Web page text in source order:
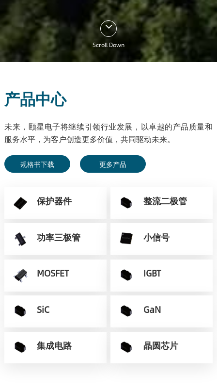
Scroll Down
产品中心
未来，颐星电子将继续引领行业发展，以卓越的产品质量和
服务水平，为客户创造更多价值，共同驱动未来。
规格书下载 更多产品
保护器件 整流二极管
功率三极管 小信号
MOSFET IGBT
SiC GaN
集成电路 晶圆芯片